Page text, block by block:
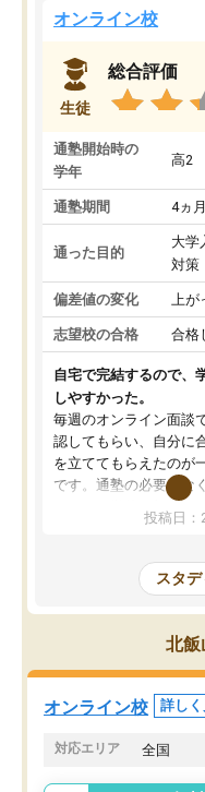
オンライン校
生徒
総合評価
通塾開始時の
学年
高2
通塾期間 4ヵ
通った目的
大学
対策
偏差値の変化 上
志望校の合格 合格
自宅で完結するので、
しやすかった。
毎週のオンライン面談
認してもらい、自分に
を立ててもらえたのが
です。通塾の必要がな
たです。コーチが現役
安も気軽に話せました
についたと感じていま
ットで質問できるのも
人では迷いがちだった
だと思います。
投稿日：
スタ
北飯
オンライン校 詳し
対応エリア 全国